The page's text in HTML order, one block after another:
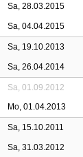
Sa, 28.03.2015
Sa, 04.04.2015
Sa, 19.10.2013
Sa, 26.04.2014
Sa, 01.09.2012
Mo, 01.04.2013
Sa, 15.10.2011
Sa, 31.03.2012